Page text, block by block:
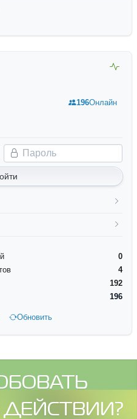
Пароль
196Онлайн
0
4
192
196
Обновить
ДЕЙСТВИИ?